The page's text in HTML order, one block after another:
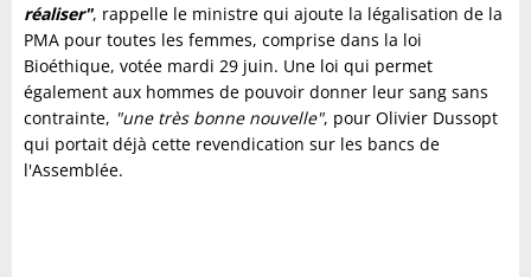
réaliser", rappelle le ministre qui ajoute la légalisation de la
PMA pour toutes les femmes, comprise dans la loi
Bioéthique, votée mardi 29 juin. Une loi qui permet
également aux hommes de pouvoir donner leur sang sans
contrainte, "une très bonne nouvelle", pour Olivier Dussopt
qui portait déjà cette revendication sur les bancs de
l'Assemblée.